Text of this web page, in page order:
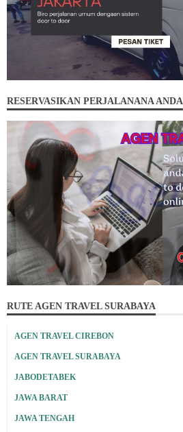
RESERVASIKAN PERJALANANA ANDA
RUTE AGEN TRAVEL SURABAYA
AGEN TRAVEL CIREBON
AGEN TRAVEL SURABAYA
JABODETABEK
JAWA BARAT
JAWA TENGAH